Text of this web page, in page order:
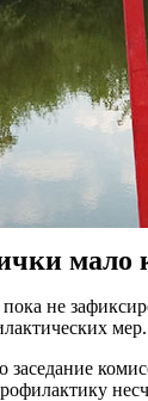
мало
не
мер.